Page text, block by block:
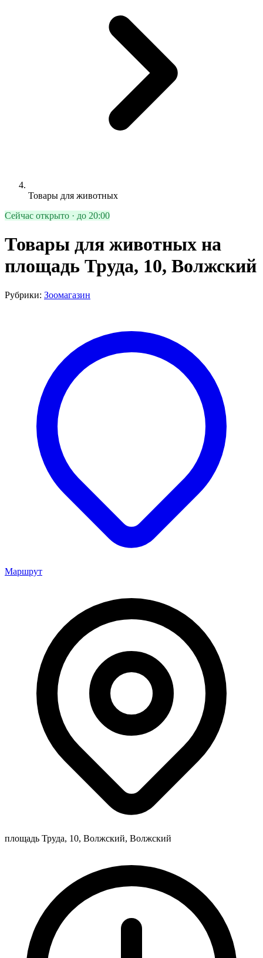
Товары для животных
Сейчас открыто · до 20:00
Товары для животных на
площадь Труда, 10, Волжский
Рубрики: Зоомагазин
Маршрут
площадь Труда, 10, Волжский, Волжский